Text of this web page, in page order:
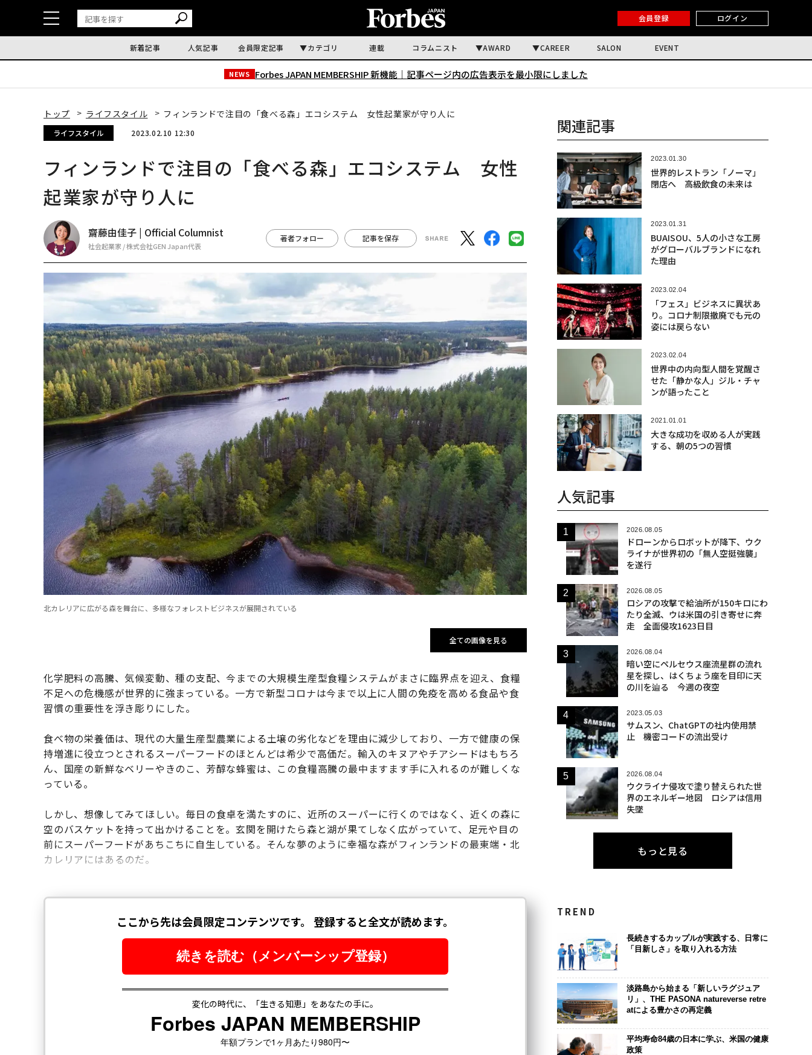
会員登録 ログイン
新着記事 人気記事 会員限定記事 カテゴリ 連載 コラムニスト AWARD CAREER SALON EVENT
NEWS Forbes JAPAN MEMBERSHIP 新機能｜ 記事ページ内の広告表示を最小限にしました
トップ ライフスタイル フィンランドで注目の「食べる森」エコシステム 女性起業家が守り人に
ライフスタイル 2023.02.10 12:30
フィンランドで注目の「食べる森」エコシステム 女性
起業家が守り人に
齋藤由佳子 | Official Columnist
社会起業家 / 株式会社GEN Japan代表
著者フォロー 記事を保存
北カレリアに広がる森を舞台に、多様なフォレストビジネスが展開されている
全ての画像を見る
化学肥料の高騰、気候変動、種の支配、今までの大規模生産型食糧システムがまさに臨界点を迎え、食糧
不足への危機感が世界的に強まっている。一方で新型コロナは今まで以上に人間の免疫を高める食品や食
習慣の重要性を浮き彫りにした。
食べ物の栄養価は、現代の大量生産型農業による土壌の劣化などを理由に減少しており、一方で健康の保
持増進に役立つとされるスーパーフードのほとんどは希少で高価だ。輸入のキヌアやチアシードはもちろ
ん、国産の新鮮なベリーやきのこ、芳醇な蜂蜜は、この食糧高騰の最中ますます手に入れるのが難しくな
っている。
しかし、想像してみてほしい。毎日の食卓を満たすのに、近所のスーパーに行くのではなく、近くの森に
空のバスケットを持って出かけることを。玄関を開けたら森と湖が果てしなく広がっていて、足元や目の
前にスーパーフードがあちこちに自生している。そんな夢のように幸福な森がフィンランドの最東端・北
カレリアにはあるのだ。
関連記事
2023.01.30
世界的レストラン「ノーマ」
閉店へ 高級飲食の未来は
2023.01.31
BUAISOU、5人の小さな工房
がグローバルブランドになれ
た理由
2023.02.04
「フェス」ビジネスに異状あ
り。コロナ制限撤廃でも元の
姿には戻らない
2023.02.04
世界中の内向型人間を覚醒さ
せた「静かな人」ジル・チャ
ンが語ったこと
2021.01.01
大きな成功を収める人が実践
する、朝の5つの習慣
人気記事
2026.08.05
ドローンからロボットが降下、ウク
ライナが世界初の「無人空挺強襲」
を遂行
2026.08.05
ロシアの攻撃で給油所が150キロにわ
たり全滅、ウは米国の引き寄せに奔
走 全面侵攻1623日目
2026.08.04
暗い空にペルセウス座流星群の流れ
星を探し、はくちょう座を目印に天
の川を辿る 今週の夜空
2023.05.03
サムスン、ChatGPTの社内使用禁
止 機密コードの流出受け
2026.08.04
ウクライナ侵攻で塗り替えられた世
界のエネルギー地図 ロシアは信用
失墜
もっと見る
TREND
長続きするカップルが実践する、日常に
「目新しさ」を取り入れる方法
淡路島から始まる「新しいラグジュア
リ」、THE PASONA natureverse retre
atによる豊かさの再定義
平均寿命84歳の日本に学ぶ、米国の健康
政策